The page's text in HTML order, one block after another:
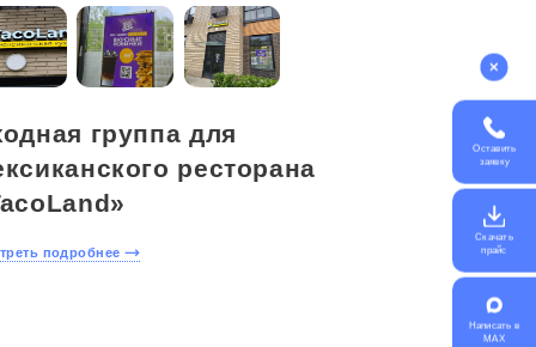
группа для
ресторана
подробнее
Оставить
заявку
Скачать
прайс
Написать в
MAX